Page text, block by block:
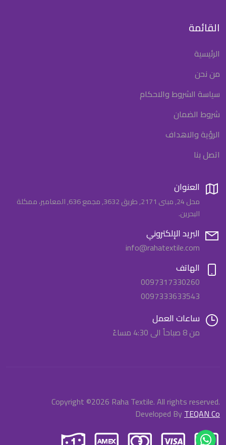
القائمة
الرئيسية
من نحن
سياسة الشروط والاحكام
شروط الضمان
الرؤية والاهداف
اتصل بنا
العنوان
محل 24, مبنى 2171, طريق 3632, مجمع 636, المعامير، ممكلة
البحرين.
البريد الإلكتروني
info@rahatextile.com
الهاتف
0097317330260
0097333633543
ساعات العمل
من 8 صباحاً الى 4:30 مساءً
.Copyright ©2026 Raha Textile. All rights reserved
Developed ByTEQAN Co